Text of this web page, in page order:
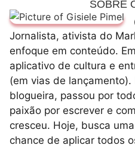
SOBRE
Jornalista, ativista do
enfoque em conteúdo.
aplicativo de cultura e
(em vias de
blogueira, passou por
paixão por escrever e
cresceu. Hoje, busca
chance de aplicar todos